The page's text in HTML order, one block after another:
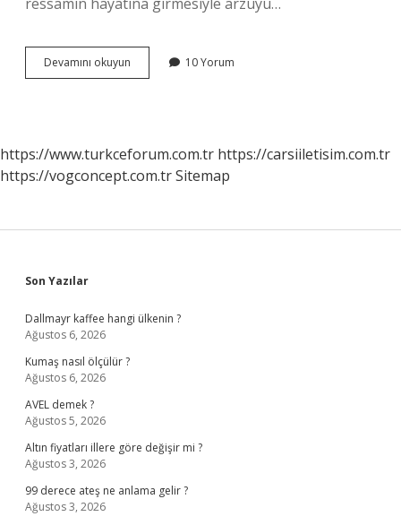
Devamını okuyun
En
10 Yorum
https://www.turkceforum.com.tr https://carsiiletisim.com.tr
https://vogconcept.com.trSitemap
Sidebar
Son Yazılar
Dallmayr kaffee hangi ülkenin ?
Ağustos 6, 2026
Kumaş nasıl ölçülür ?
Ağustos 6, 2026
AVEL demek ?
Ağustos 5, 2026
Altın fiyatları illere göre değişir mi ?
Ağustos 3, 2026
99 derece ateş ne anlama gelir ?
Ağustos 3, 2026